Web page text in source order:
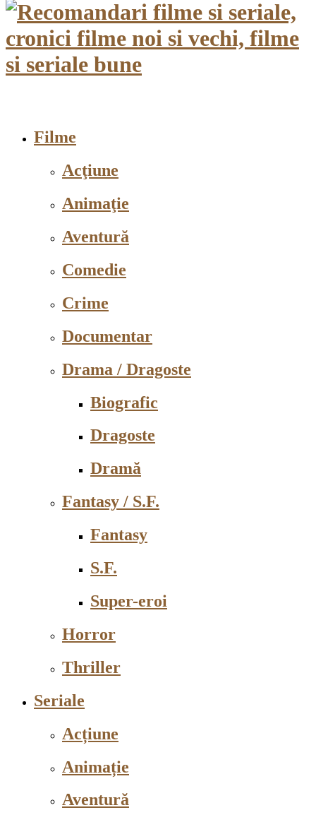
Filme
Acţiune
Animaţie
Aventură
Comedie
Crime
Documentar
Drama / Dragoste
Biografic
Dragoste
Dramă
Fantasy / S.F.
Fantasy
S.F.
Super-eroi
Horror
Thriller
Seriale
Acțiune
Animație
Aventură